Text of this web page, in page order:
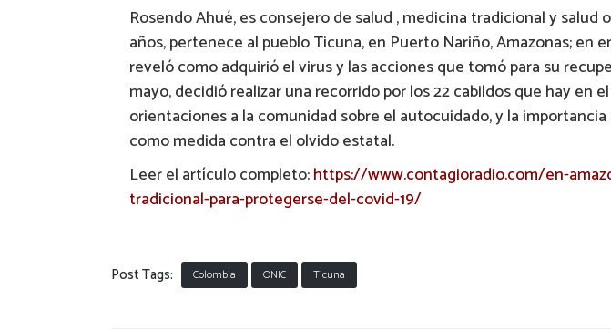
Rosendo Ahué, es consejero de salud , medicina tradicional y salud
años, pertenece al pueblo Ticuna, en Puerto Nariño, Amazonas; en
reveló como adquirió el virus y las acciones que tomó para su
mayo, decidió realizar una recorrido por los 22 cabildos que hay en
orientaciones a la comunidad sobre el autocuidado, y la
como medida contra el olvido estatal.
Leer el artículo completo:https://www.contagioradio.com/en-
tradicional-para-protegerse-del-covid-19/
Post Tags: Colombia ONIC Ticuna